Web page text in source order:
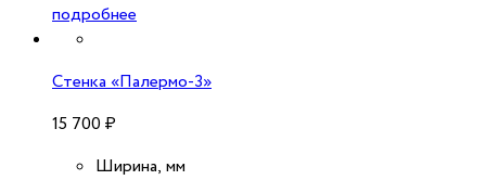
подробнее
Стенка «Палермо-3»
15 700 ₽
Ширина, мм